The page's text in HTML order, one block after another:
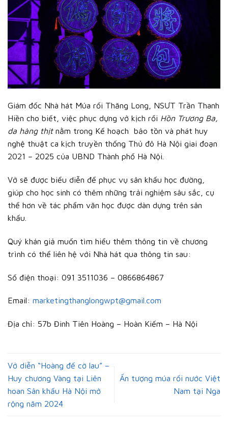
Giám đốc Nhà hát Múa rối Thăng Long, NSƯT Trần Thanh
Hiền cho biết, việc phục dựng vở kịch rối Hồn Trương Ba,
da hàng thịtnằm trong Kế hoạch bảo tồn và phát huy
nghệ thuật ca kịch truyền thống Thủ đô Hà Nội giai đoạn
2021 – 2025 của UBND Thành phố Hà Nội.
Vở sẽ được biểu diễn để phục vụ sân khấu học đường,
giúp cho học sinh có thêm những trải nghiệm sâu sắc, cụ
thể hơn về tác phẩm văn học được dàn dựng trên sân
khấu.
Quý khán giả muốn tìm hiểu thêm thông tin về chương
trình có thể liên hệ với Nhà hát qua thông tin sau:
Số điện thoại: 091 3511036 – 0866864867
Email: marketingthanglongwpt@gmail.com
Địa chỉ: 57b Đinh Tiên Hoàng – Hoàn Kiếm – Hà Nội
Vở diễn “Hoàng đế cờ lau” –
Huy chương Vàng tại Liên
hoan Sân khấu Hà Nội mở
rộng năm 2024
Ấn tượng múa rối nước Việt
Nam tại Nga